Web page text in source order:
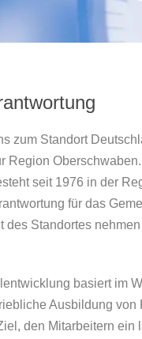
zum Standort
Region
seit 1976 in der
für das
des Standortes
basiert im
Ausbildung von
den Mitarbeitern ein